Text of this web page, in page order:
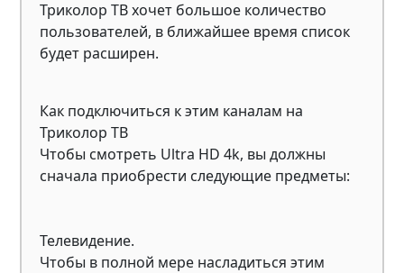
Триколор ТВ хочет большое количество
пользователей, в ближайшее время список
будет расширен.
Как подключиться к этим каналам на
Триколор ТВ
Чтобы смотреть Ultra HD 4k, вы должны
сначала приобрести следующие предметы:
Телевидение.
Чтобы в полной мере насладиться этим